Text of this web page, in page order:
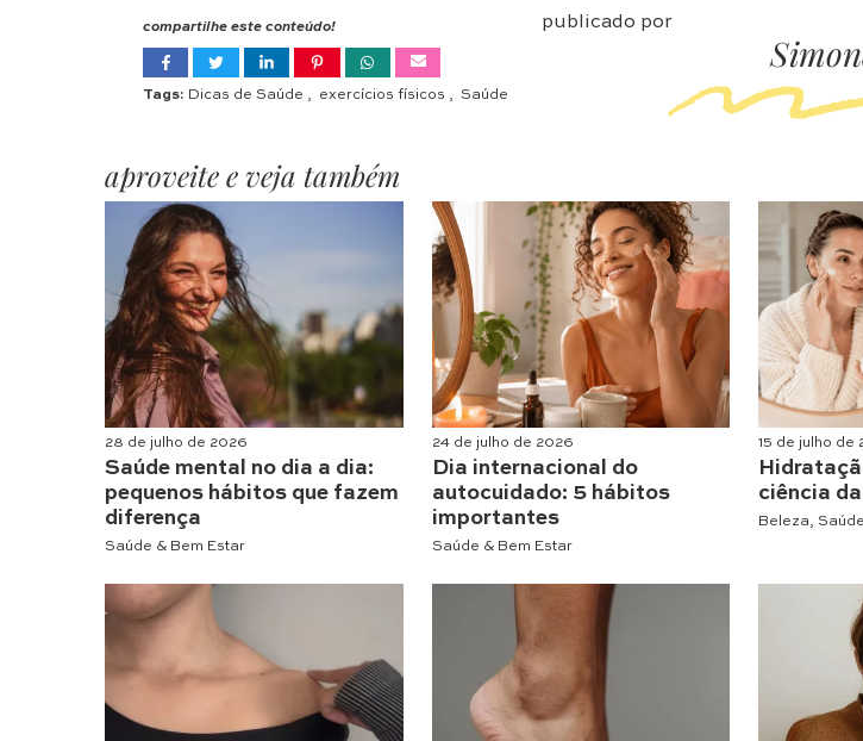
compartilhe este conteúdo!
Tags: Dicas de Saúde , exercícios físicos , Saúde
publicado por
aproveite e veja também
28 de julho de 2026
Saúde mental no dia a dia:
pequenos hábitos que fazem
diferença
Saúde & Bem Estar
24 de julho de 2026
Dia internacional do
autocuidado: 5 hábitos
importantes
Saúde & Bem Estar
15 de julho de
ciência
Beleza,